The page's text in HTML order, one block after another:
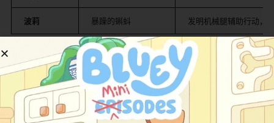
​波莉​ 暴躁的蝌蚪 发明机械腿辅助行动，
​叙事母题创新​
​归家即远征​ ​：
安的寻家之旅逐步揭示音乐盒为“跨维度生态平衡器”，
归途需修复人类与沼泽的裂痕；